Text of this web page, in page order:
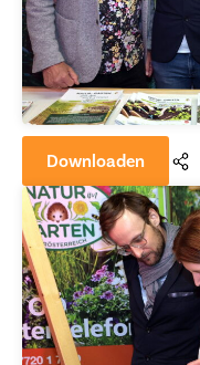
Downloaden